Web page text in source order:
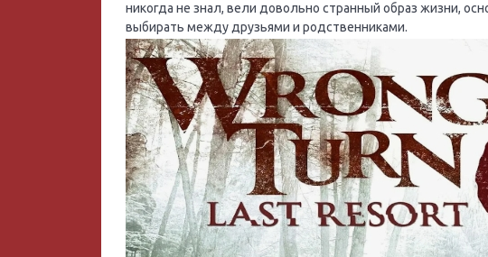
никогда не знал, вели довольно странный образ жизни,
выбирать между друзьями и родственниками.